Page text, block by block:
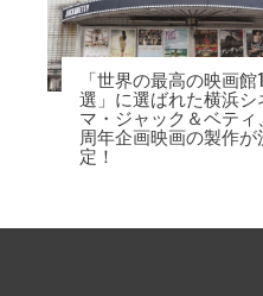
「世界の最高の映画館
選」に選ばれた横浜シ
マ・ジャック＆ベティ
周年企画映画の製作が
定！